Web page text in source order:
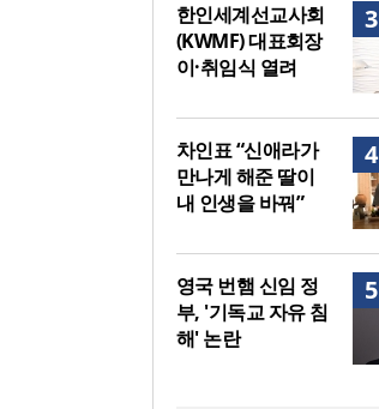
3
한인세계선교사회
(KWMF) 대표회장
이·취임식 열려
4
차인표 “신애라가
만나게 해준 딸이
내 인생을 바꿔”
5
영국 번햄 신임 정
부, '기독교 자유 침
해' 논란